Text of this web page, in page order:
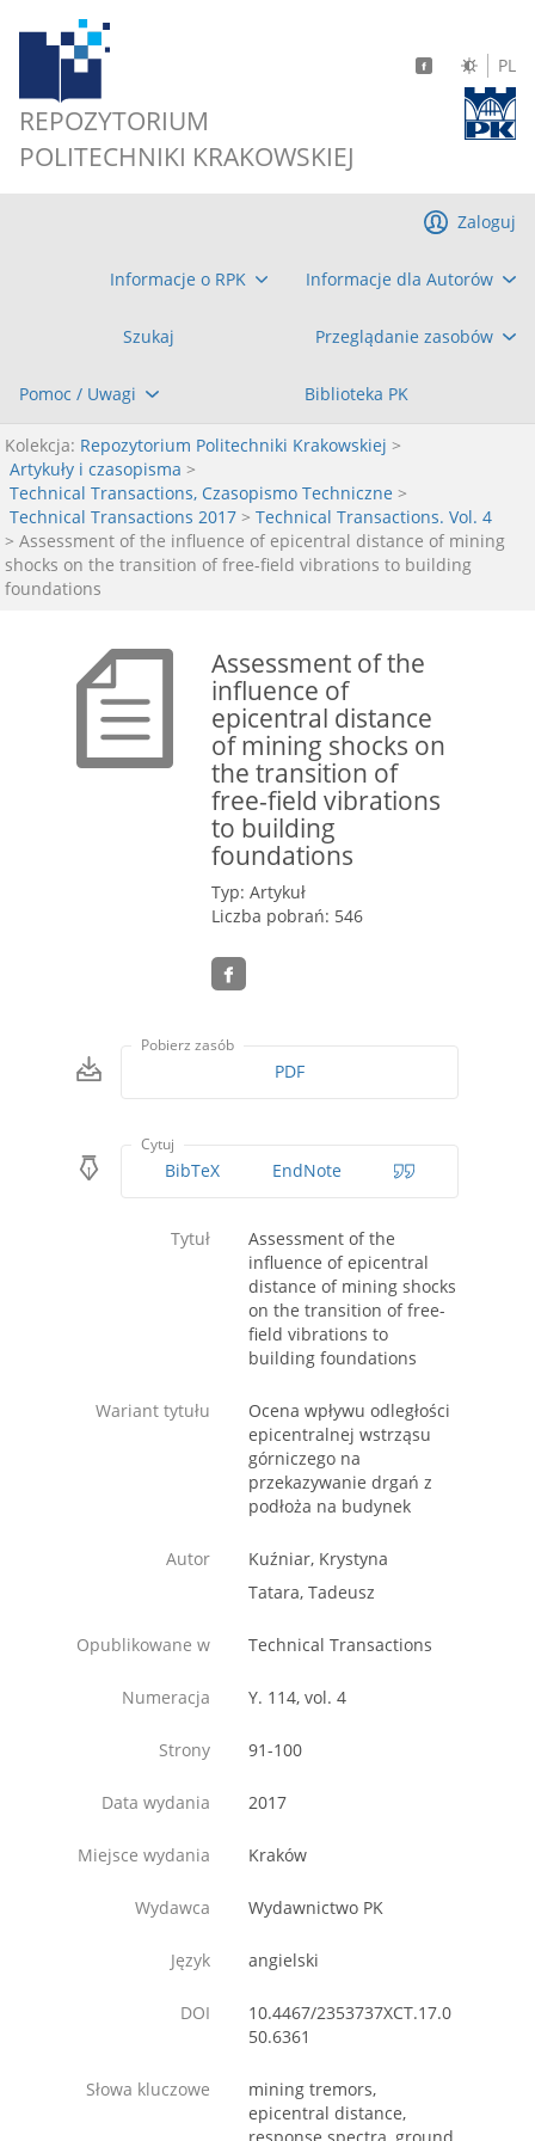
REPOZYTORIUM
POLITECHNIKI KRAKOWSKIEJ
PL
Informacje o RPK Informacje dla Autorów
Szukaj Przeglądanie zasobów
Pomoc / Uwagi Biblioteka PK
Zaloguj
Kolekcja: Repozytorium Politechniki Krakowskiej >
Artykuły i czasopisma >
Technical Transactions, Czasopismo Techniczne >
Technical Transactions 2017 > Technical Transactions. Vol. 4
> Assessment of the influence of epicentral distance of mining
shocks on the transition of free-field vibrations to building
foundations
Assessment of the
influence of
epicentral distance
of mining shocks on
the transition of
free-field vibrations
to building
foundations
Typ: Artykuł
Liczba pobrań: 546
Pobierz zasób
PDF
Cytuj
BibTeX EndNote
Tytuł
Assessment of the
influence of epicentral
distance of mining shocks
on the transition of free-
field vibrations to
building foundations
Wariant tytułu
Ocena wpływu odległości
epicentralnej wstrząsu
górniczego na
przekazywanie drgań z
podłoża na budynek
Autor
Kuźniar, Krystyna
Tatara, Tadeusz
Opublikowane w Technical Transactions
Numeracja Y. 114, vol. 4
Strony 91-100
Data wydania 2017
Miejsce wydania Kraków
Wydawca Wydawnictwo PK
Język angielski
DOI
10.4467/2353737XCT.17.0
50.6361
Słowa kluczowe
mining tremors,
epicentral distance,